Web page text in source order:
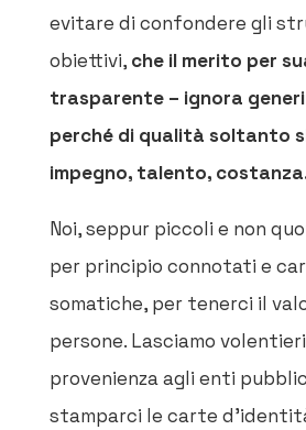
evitare di confondere gli
obiettivi, che il merito per
trasparente – ignora
perché di qualità soltanto
impegno, talento,
Noi, seppur piccoli e non
per principio connotati e
somatiche, per tenerci il
persone. Lasciamo
provenienza agli enti
stamparci le carte